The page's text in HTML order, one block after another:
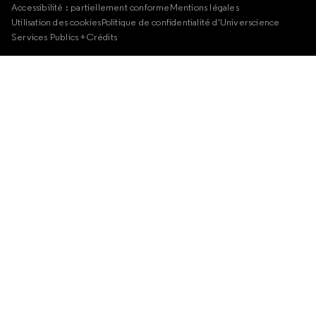
Accessibilité : partiellement conformeMentions légales
Utilisation des cookiesPolitique de confidentialité d'Universcience
Services Publics +Crédits